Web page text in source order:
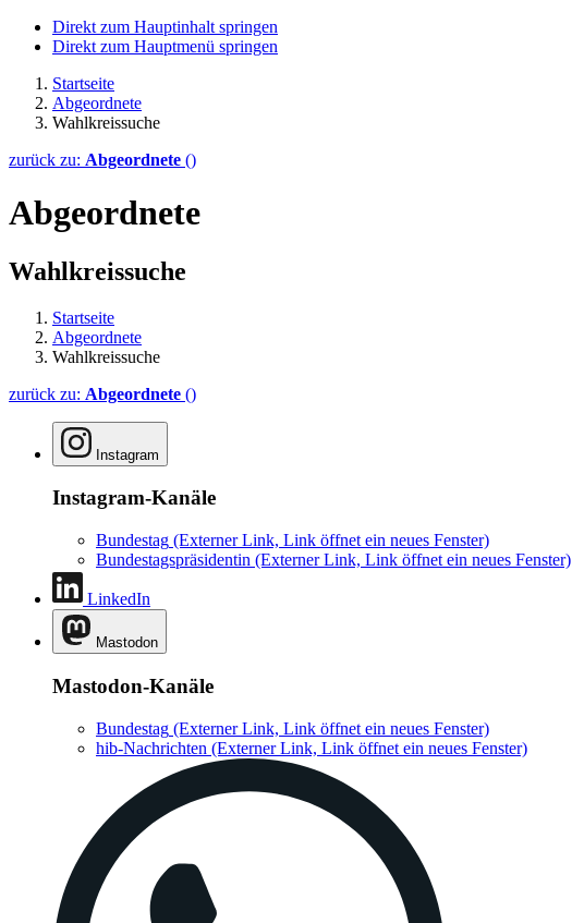
Direkt zum Hauptinhalt springen
Direkt zum Hauptmenü springen
Startseite
Abgeordnete
Wahlkreissuche
zurück zu: Abgeordnete ()
Abgeordnete
Wahlkreissuche
Startseite
Abgeordnete
Wahlkreissuche
zurück zu: Abgeordnete ()
Instagram
Instagram-Kanäle
Bundestag (Externer Link, Link öffnet ein neues Fenster)
Bundestagspräsidentin (Externer Link, Link öffnet ein neues Fenster)
LinkedIn
Mastodon
Mastodon-Kanäle
Bundestag (Externer Link, Link öffnet ein neues Fenster)
hib-Nachrichten (Externer Link, Link öffnet ein neues Fenster)